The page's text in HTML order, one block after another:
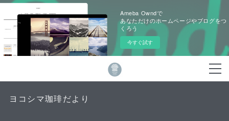
Ameba Owndで
あなただけのホームページやブログをつ
くろう
今すぐ試す
ヨコシマ珈琲だより